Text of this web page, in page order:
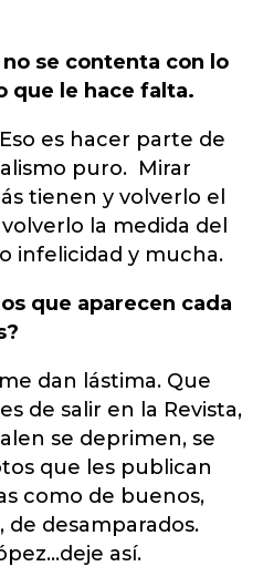
se contenta con lo
que le hace falta.
es hacer parte de
puro. Mirar
tienen y volverlo el
la medida del
infelicidad y mucha.
que aparecen cada
dan lástima. Que
de salir en la Revista,
se deprimen, se
que les publican
como de buenos,
de desamparados.
así.